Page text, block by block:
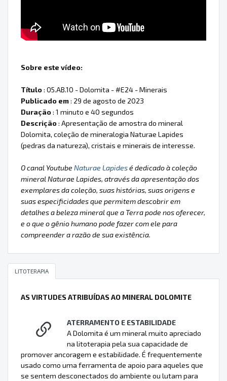
Sobre este vídeo:
Título: 05.AB.10 - Dolomita - #E24 - Minerais
Publicado em: 29 de agosto de 2023
Duração: 1 minuto e 40 segundos
Descrição: Apresentação de amostra do mineral
Dolomita, coleção de mineralogia Naturae Lapides
(pedras da natureza), cristais e minerais de interesse.
O canal Youtube Naturae Lapidesé dedicado à coleção
mineral Naturae Lapides, através da apresentação dos
exemplares da coleção, suas histórias, suas origens e
suas especificidades que permitem descobrir em
detalhes a beleza mineral que a Terra pode nos oferecer,
e o que o gênio humano pode fazer com ele para
compreender a razão de sua existência.
LITOTERAPIA
AS VIRTUDES ATRIBUÍDAS AO MINERAL DOLOMITE
ATERRAMENTO E ESTABILIDADE
A Dolomita é um mineral muito apreciado
na litoterapia pela sua capacidade de
promover ancoragem e estabilidade. É frequentemente
usado como uma ferramenta de apoio para aqueles que
se sentem desconectados do ambiente ou lutam para